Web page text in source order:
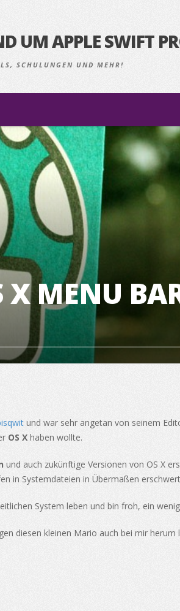
UM APPLE SWIFT
SCHULUNGEN UND MEHR!
X MENU
und war sehr angetan von seinem
OS X haben wollte.
und auch zukünftige Versionen von OS X
in Systemdateien in Übermaßen
System leben und bin froh, ein
diesen kleinen Mario auch bei mir herum